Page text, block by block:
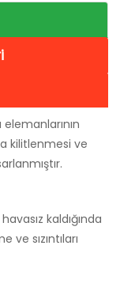
kilitlenmesi ve
kaldığında
sızıntıları